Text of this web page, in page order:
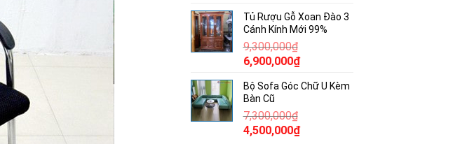
là:
7,120,000₫.
tại
là:
Tủ Rượu Gỗ Xoan Đào 3
Cánh Kính Mới 99%
9,300,000₫
Giá
là:
9,300,000₫.
6,900,000₫Giá
tại
Bộ Sofa Góc Chữ U Kèm
Bàn Cũ
7,300,000₫
Giá
4,500,000₫Giá